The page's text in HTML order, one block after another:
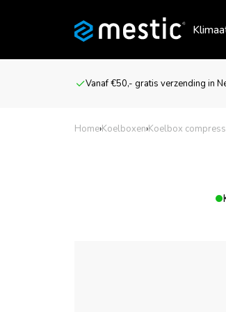
Vanaf €50,- gratis verzending in
Home›Koelboxen›Koelbox